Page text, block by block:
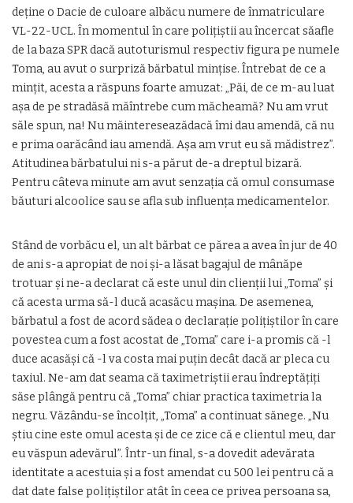
deține o Dacie de culoare albăcu numere de înmatriculare
VL-22-UCL. În momentul în care polițiștii au încercat săafle
de la baza SPR dacă autoturismul respectiv figura pe numele
Toma, au avut o surpriză bărbatul mințise. Întrebat de ce a
mințit, acesta a răspuns foarte amuzat: „Păi, de ce m-au luat
așa de pe stradăsă măîntrebe cum măcheamă? Nu am vrut
săle spun, na! Nu măintereseazădacă îmi dau amendă, că nu
e prima oarăcând iau amendă. Așa am vrut eu să mădistrez”.
Atitudinea bărbatului ni s-a părut de-a dreptul bizară.
Pentru câteva minute am avut senzația că omul consumase
băuturi alcoolice sau se afla sub influența medicamentelor.
Stând de vorbăcu el, un alt bărbat ce părea a avea în jur de 40
de ani s-a apropiat de noi și-a lăsat bagajul de mânăpe
trotuar și ne-a declarat că este unul din clienții lui „Toma” și
că acesta urma să-l ducă acasăcu mașina. De asemenea,
bărbatul a fost de acord sădea o declarație polițiștilor în care
povestea cum a fost acostat de „Toma” care i-a promis că -l
duce acasăși că -l va costa mai puțin decât dacă ar pleca cu
taxiul. Ne-am dat seama că taximetriștii erau îndreptățiți
săse plângă pentru că „Toma” chiar practica taximetria la
negru. Văzându-se încolțit, „Toma” a continuat sănege. „Nu
știu cine este omul acesta și de ce zice că e clientul meu, dar
eu văspun adevărul”. Într-un final, s-a dovedit adevărata
identitate a acestuia și a fost amendat cu 500 lei pentru că a
dat date false polițiștilor atât în ceea ce privea persoana sa,